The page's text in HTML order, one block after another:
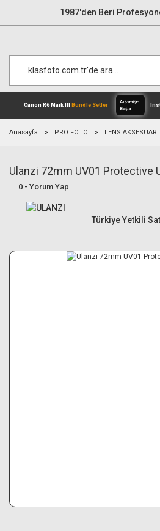
1987'den Beri
Canon R6 Mark IIIBundle
Anasayfa PRO FOTO LENS
Ulanzi 72mm UV01 Protective
0 - Yorum Yap
Türkiye Yetkili